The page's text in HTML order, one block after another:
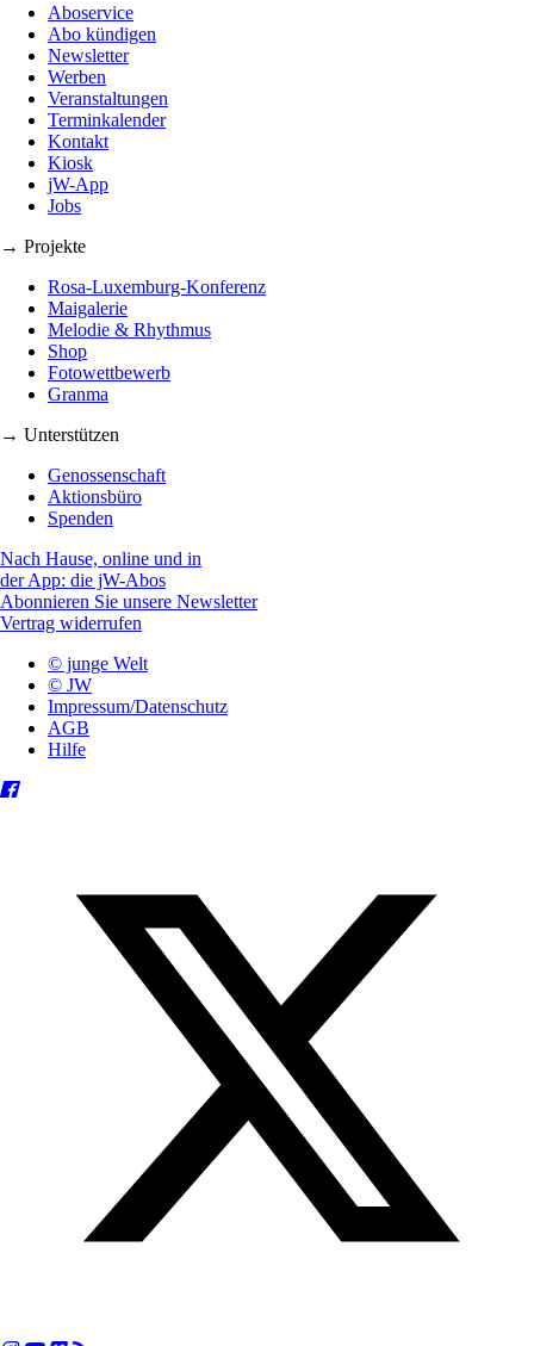
Aboservice
Abo kündigen
Newsletter
Werben
Veranstaltungen
Terminkalender
Kontakt
Kiosk
jW-App
Jobs
→ Projekte
Rosa-Luxemburg-Konferenz
Maigalerie
Melodie & Rhythmus
Shop
Fotowettbewerb
Granma
→ Unterstützen
Genossenschaft
Aktionsbüro
Spenden
Nach Hause, online und in
der App: die jW-Abos
Abonnieren Sie unsere Newsletter
Vertrag widerrufen
© junge Welt
© JW
Impressum/Datenschutz
AGB
Hilfe